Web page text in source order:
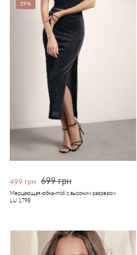
29%
499 грн 699 грн
Мерцающая юбка-midi с высоким разрезом
LU 1798